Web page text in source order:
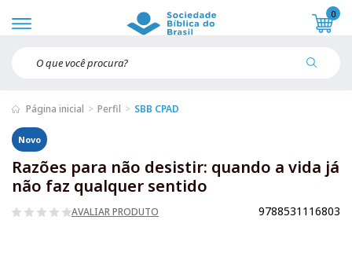
0
Página inicial Perfil SBB CPAD
Novo
Razões para não desistir: quando a vida já
não faz qualquer sentido
AVALIAR PRODUTO 9788531116803